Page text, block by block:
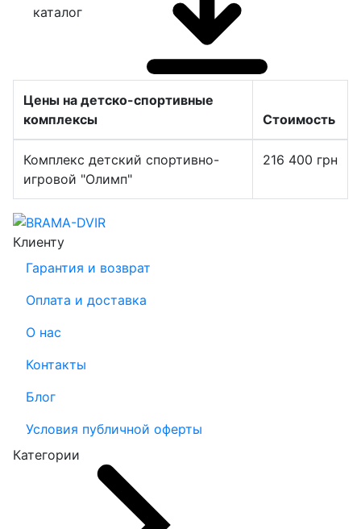
каталог
Цены на детско-спортивные
комплексы
Стоимость
Комплекс детский спортивно-
игровой "Олимп"
216 400 грн
Клиенту
Гарантия и возврат
Оплата и доставка
О нас
Контакты
Блог
Условия публичной оферты
Категории